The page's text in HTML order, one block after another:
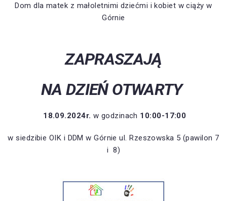
Dom dla matek z małoletnimi dziećmi i kobiet w ciąży w
Górnie
ZAPRASZAJĄ
NA DZIEŃ OTWARTY
18.09.2024r. w godzinach 10:00-17:00
w siedzibie OIK i DDM w Górnie ul. Rzeszowska 5 (pawilon 7
i 8)